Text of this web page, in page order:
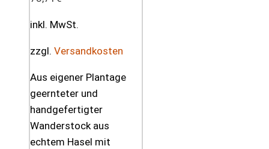
inkl. MwSt.
zzgl. Versandkosten
Aus eigener Plantage
geernteter und
handgefertigter
Wanderstock aus
echtem Hasel mit